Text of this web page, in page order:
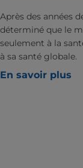
Après des années
déterminé que le
seulement à la
à sa santé globale.
En savoir plus